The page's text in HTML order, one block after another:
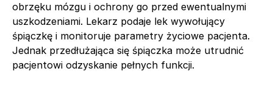
obrzęku mózgu i ochrony go przed ewentualnymi
uszkodzeniami. Lekarz podaje lek wywołujący
śpiączkę i monitoruje parametry życiowe pacjenta.
Jednak przedłużająca się śpiączka może utrudnić
pacjentowi odzyskanie pełnych funkcji.